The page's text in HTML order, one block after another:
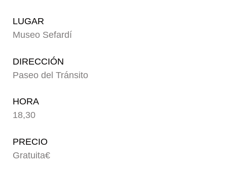
LUGAR
Museo Sefardí
DIRECCIÓN
Paseo del Tránsito
HORA
18,30
PRECIO
Gratuita€